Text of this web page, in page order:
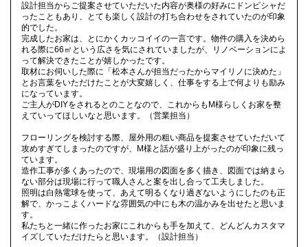
設計担当からご提案させていただいた内容が奥様の好みにドンピシャだ
ったこともあり、とても楽しく設計の打ち合わせをされていたのが印象
的でした。
完成したお家は、とにかくカッコイイの一言です。物件の購入を決めら
れる際に66㎡という広さを気にされていましたが、リノベーションによ
って解決できたことが嬉しかったです。
取材にお伺いした際に「松本さんが担当だったからマイリノに決めた」
とお言葉をいただけたことが大変嬉しく、仕事をする上で何よりも励み
になっています。
ご主人がDIYをされるとのことなので、これからもM様らしくお家を整
えていってほしいなと思います。（営業担当）
フローリングを検討する際、屋外用の粗い商品を提案させていただいて
攻めすぎてしまったのですが、M様と話が盛り上がったのが印象に残っ
ています。
造作工事が多くあったので、現場用の図面を多く描き、図面では納まら
ない部分は現場に行って職人さんと案を出し合って工夫しました。
照明は白熱電球を使って、あえて明るくなり過ぎないようにしたのも正
解で、かっこよくハードな雰囲気の中にも木の温かみを出せたと思いま
す。
私たちと一緒に作ったお家にこれからも手を加えて、どんどんカスタマ
イズしていただけたらと思います。（設計担当）